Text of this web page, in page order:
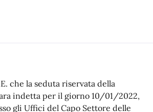
che la seduta riservata della
indetta per il giorno 10/01/2022,
gli Uffici del Capo Settore delle